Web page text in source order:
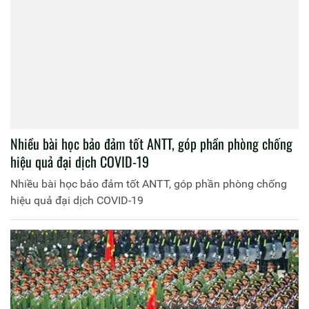
Nhiều bài học bảo đảm tốt ANTT, góp phần phòng chống
hiệu quả đại dịch COVID-19
Nhiều bài học bảo đảm tốt ANTT, góp phần phòng chống
hiệu quả đại dịch COVID-19